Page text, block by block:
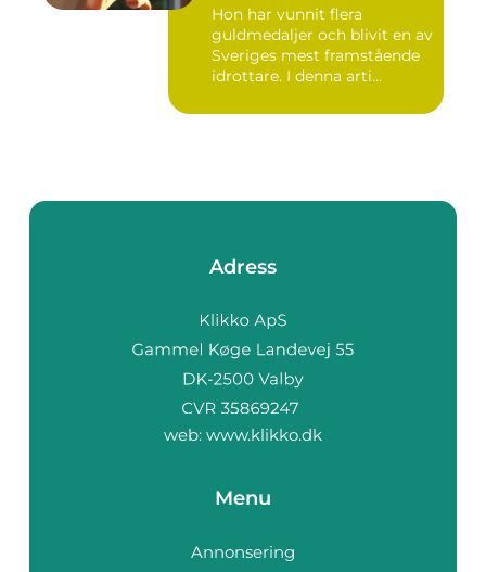
Hon har vunnit flera
guldmedaljer och blivit en av
Sveriges mest framstående
idrottare. I denna arti...
Adress
web: www.klikko.dk
Menu
Annonsering